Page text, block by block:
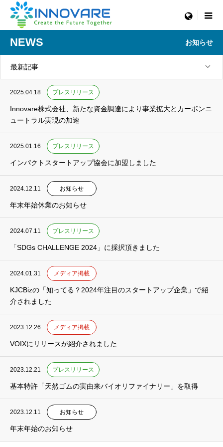
menu
NEWS お知らせ
最新記事
2025.04.18 プレスリリース
Innovare株式会社、新たな資金調達により事業拡大とカーボンニ
ュートラル実現の加速
2025.01.16 プレスリリース
インパクトスタートアップ協会に加盟しました
2024.12.11 お知らせ
年末年始休業のお知らせ
2024.07.11 プレスリリース
「SDGs CHALLENGE 2024」に採択頂きました
2024.01.31 メディア掲載
KJCBizの「知ってる？2024年注目のスタートアップ企業」で紹
介されました
2023.12.26 メディア掲載
VOIXにリリースが紹介されました
2023.12.21 プレスリリース
基本特許「天然ゴムの実由来バイオリファイナリー」を取得
2023.12.11 お知らせ
年末年始のお知らせ